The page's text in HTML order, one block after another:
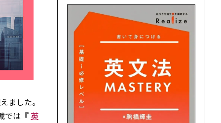
ました。
では『 英